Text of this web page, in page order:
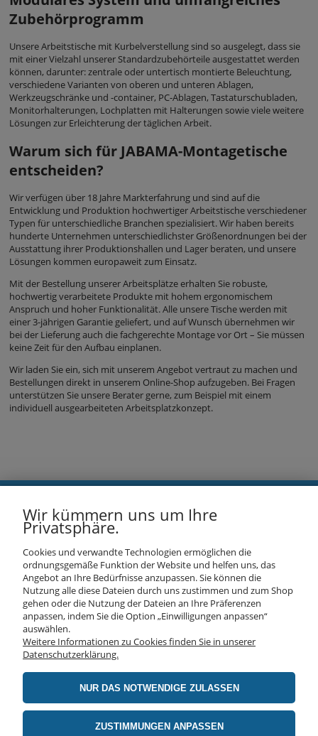
Zubehörprogramm
Unsere Arbeitstische mit Kurbelverstellung sind so ausgelegt, dass sie
mit einer Vielzahl unserer Standardzubehörteile ausgestattet werden
können, darunter: zentrale oder untertisch montierte Beleuchtung,
verschiedene Varianten von oberen und unteren Ablagen,
Werkzeugschränke und -container, PC-Ablagen, Tastaturschubladen,
Monitorhalterungen, Lochplatten mit Halterungen sowie viele weitere
Lösungen zur Erleichterung der täglichen Arbeit.
Warum sich für JABAMA-Montagetische
entscheiden?
Wir verfügen über 18 Jahre Markterfahrung und sind auf die
Entwicklung und Produktion hochwertiger Arbeitstische verschiedener
Typen für unterschiedliche Branchen spezialisiert. Wir haben bereits
hunderte Unternehmen unterschiedlichster Größenordnungen bei der
Ausstattung ihrer Produktionshallen und Lager beraten, und unsere
Lösungen kommen europaweit zum Einsatz.
Mit der Bestellung unserer Arbeitsplätze erhalten Sie robuste,
hochwertig verarbeitete Produkte mit hohem ergonomischem
Anspruch und hoher Funktionalität. Alle unsere Tische werden mit
einer 3-jährigen Garantie geliefert, und auf Wunsch übernehmen wir
bei der Lieferung auch die fachgerechte Montage vor Ort – Sie müssen
keine Zeit für den Aufbau einplanen.
Wir laden Sie ein, sich mit unserem Angebot vertraut zu machen und
Bestellungen direkt in unserem Online-Shop aufzugeben. Bei Fragen
unterstützen Sie unsere Berater gerne, zum Beispiel mit einem
individuell ausgearbeiteten Arbeitsplatzkonzept.
ANGEBOT
LIEFERUNG UND BEZAHLUNG
INFORMATION
ÜBER UNS
advertnet.pl
Wir kümmern uns um Ihre
Privatsphäre.
Cookies und verwandte Technologien ermöglichen die
ordnungsgemäße Funktion der Website und helfen uns, das
Angebot an Ihre Bedürfnisse anzupassen. Sie können die
Nutzung alle diese Dateien durch uns zustimmen und zum Shop
gehen oder die Nutzung der Dateien an Ihre Präferenzen
anpassen, indem Sie die Option „Einwilligungen anpassen“
auswählen.
Weitere Informationen zu Cookies finden Sie in unserer
Datenschutzerklärung.
NUR DAS NOTWENDIGE ZULASSEN
ZUSTIMMUNGEN ANPASSEN